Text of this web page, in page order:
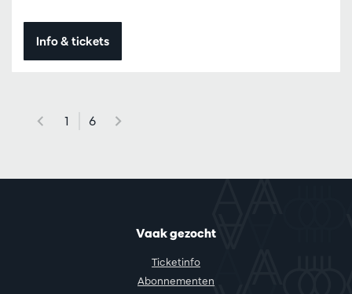
Info & tickets
1 6
Vaak gezocht
Ticketinfo
Abonnementen